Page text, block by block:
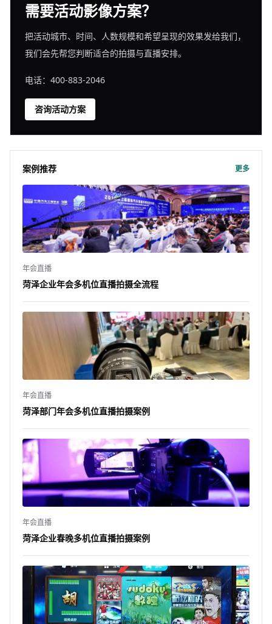
需要活动影像方案？
把活动城市、时间、人数规模和希望呈现的效果发给我们，
我们会先帮您判断适合的拍摄与直播安排。
电话：400-883-2046
咨询活动方案
案例推荐 更多
年会直播
菏泽企业年会多机位直播拍摄全流程
年会直播
菏泽部门年会多机位直播拍摄案例
年会直播
菏泽企业春晚多机位直播拍摄案例